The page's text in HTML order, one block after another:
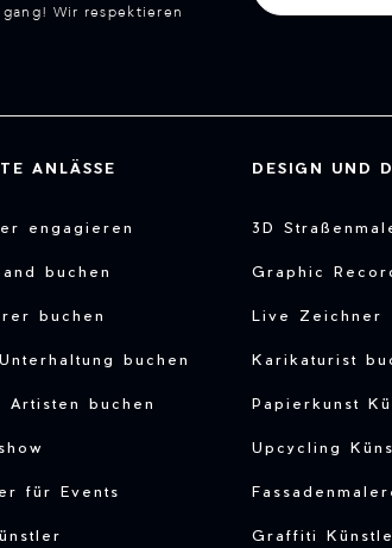
Wir respektieren
ANLÄSSE
engagieren
buchen
buchen
buchen
Artisten buchen
für Events
DESIGN UND
3D
Graphic
Live Zeichner
Karikaturist
Papierkunst
Upcycling
Graffiti